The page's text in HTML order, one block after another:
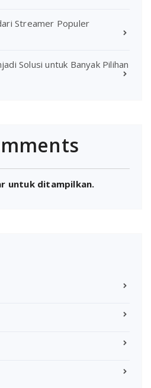
Streamer Populer
Solusi untuk Banyak Pilihan
untuk ditampilkan.